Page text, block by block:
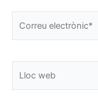
electrònic*